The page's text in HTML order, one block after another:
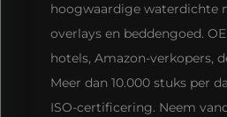
hoogwaardige waterdichte
overlays en beddengoed.
hotels, Amazon-verkopers,
Meer dan 10.000 stuks per
ISO-certificering. Neem